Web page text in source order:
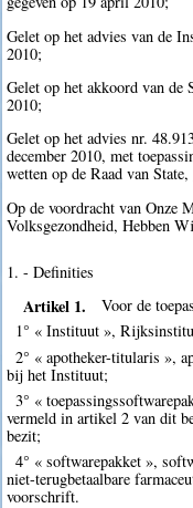
Gelet op het advies van de
2010;
Gelet op het akkoord van de
2010;
Gelet op het advies nr.
december 2010, met
wetten op de Raad van
Op de voordracht van Onze
Volksgezondheid, Hebben
1. - Definities
Artikel 1.
Voor de
1° « Instituut »,
2° « apotheker-titularis »,
bij het Instituut;
3° «
vermeld in artikel 2 van dit
bezit;
4° « softwarepakket »,
niet-terugbetaalbare
voorschrift.